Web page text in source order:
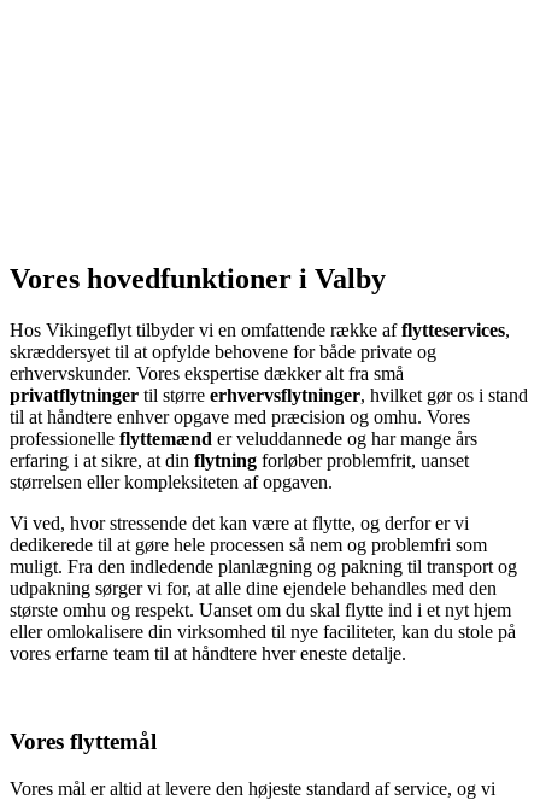
Vores hovedfunktioner i Valby
Hos Vikingeflyt tilbyder vi en omfattende række afflytteservices,
skræddersyet til at opfylde behovene for både private og
erhvervskunder. Vores ekspertise dækker alt fra små
privatflytninger til større erhvervsflytninger, hvilket gør os i stand
til at håndtere enhver opgave med præcision og omhu. Vores
professionelle flyttemænd er veluddannede og har mange års
erfaring i at sikre, at din flytning forløber problemfrit, uanset
størrelsen eller kompleksiteten af opgaven.
Vi ved, hvor stressende det kan være at flytte, og derfor er vi
dedikerede til at gøre hele processen så nem og problemfri som
muligt. Fra den indledende planlægning og pakning til transport og
udpakning sørger vi for, at alle dine ejendele behandles med den
største omhu og respekt. Uanset om du skal flytte ind i et nyt hjem
eller omlokalisere din virksomhed til nye faciliteter, kan du stole på
vores erfarne team til at håndtere hver eneste detalje.
Vores flyttemål
Vores mål er altid at levere den højeste standard af service, og vi